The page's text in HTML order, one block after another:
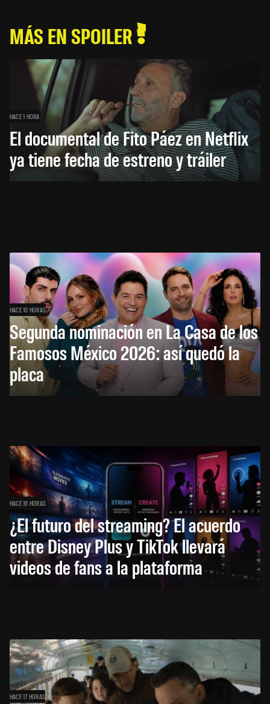
MÁS EN SPOILER
HACE 1 HORA
El documental de Fito Páez en Netflix
ya tiene fecha de estreno y tráiler
HACE 10 HORAS
Segunda nominación en La Casa de los
Famosos México 2026: así quedó la
placa
HACE 16 HORAS
¿El futuro del streaming? El acuerdo
entre Disney Plus y TikTok llevará
videos de fans a la plataforma
HACE 17 HORAS